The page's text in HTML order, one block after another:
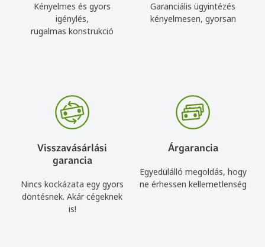
Kényelmes és gyors
igénylés,
rugalmas konstrukció
Garanciális ügyintézés
kényelmesen, gyorsan
Visszavásárlási
garancia
Nincs kockázata egy gyors
döntésnek. Akár cégeknek
is!
Árgarancia
Egyedülálló megoldás, hogy
ne érhessen kellemetlenség